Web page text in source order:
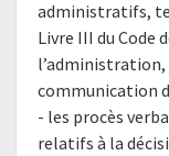
administratifs,
Livre III du Code
l’administration,
communication
- les procès
relatifs à la